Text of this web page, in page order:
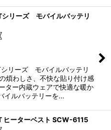
シリーズ モバイルバッテリ
シリーズ モバイルバッテリ
煩わしさ、不快な貼り付け感
ター内蔵ウェアで快適な暖か
イルバッテリーを…
ヒーターベスト SCW-6115